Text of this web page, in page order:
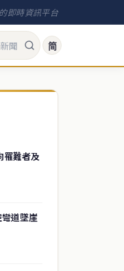
即時資訊平台
简
罹難者及
道墜崖